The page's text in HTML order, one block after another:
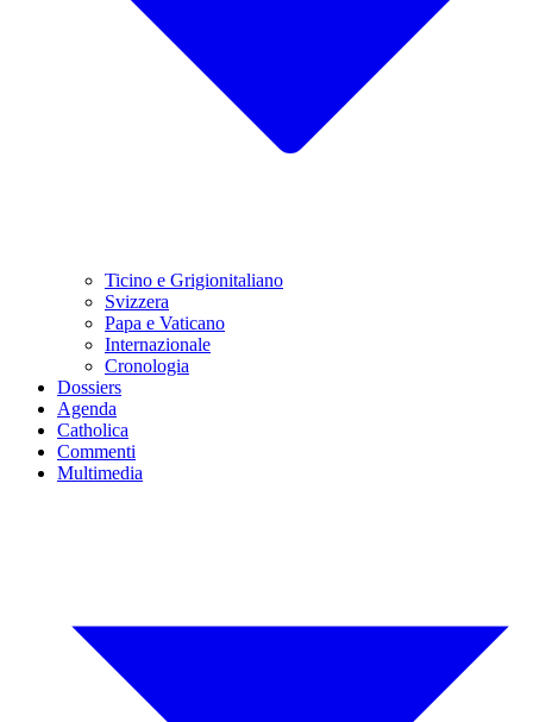
Ticino e Grigionitaliano
Svizzera
Papa e Vaticano
Internazionale
Cronologia
Dossiers
Agenda
Catholica
Commenti
Multimedia